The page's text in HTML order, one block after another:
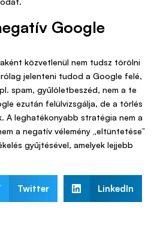
Google
közvetlenül nem tudsz törölni
jelenteni tudod a Google felé,
spam, gyűlöletbeszéd, nem a te
ezután felülvizsgálja, de a törlés
A leghatékonyabb stratégia nem a
a negatív vélemény „eltüntetése”
gyűjtésével, amelyek lejjebb
Twitter LinkedIn